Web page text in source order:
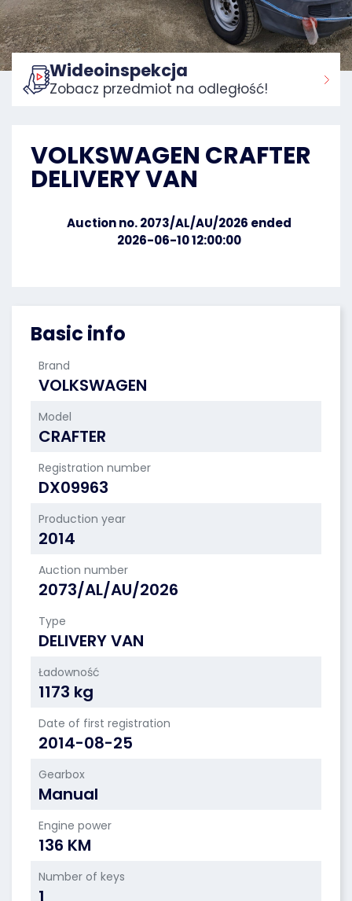
Home:
Basic info
Brand
VOLKSWAGEN
Model
CRAFTER
Registration number
DX09963
Production year
2014
Auction number
2073/AL/AU/2026
Type
DELIVERY VAN
Ładowność
1173 kg
Date of first registration
2014-08-25
Gearbox
Manual
Engine power
136 KM
Number of keys
1
Wideoinspekcja
Zobacz przedmiot na odległość!
VOLKSWAGEN CRAFTER
DELIVERY VAN
Auction no. 2073/AL/AU/2026 ended
2026-06-10 12:00:00